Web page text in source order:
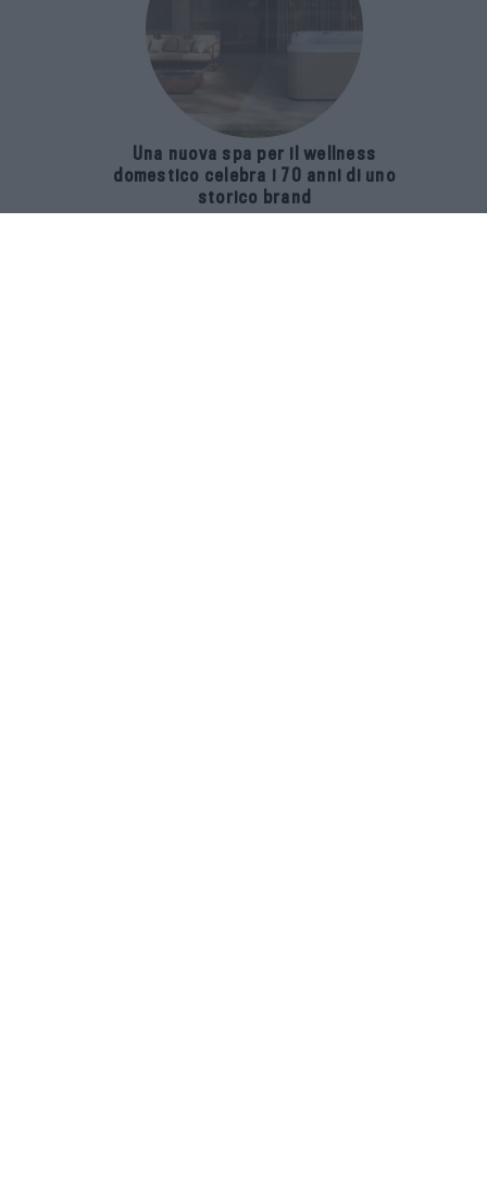
Una nuova spa per il wellness
domestico celebra i 70 anni di uno
storico brand